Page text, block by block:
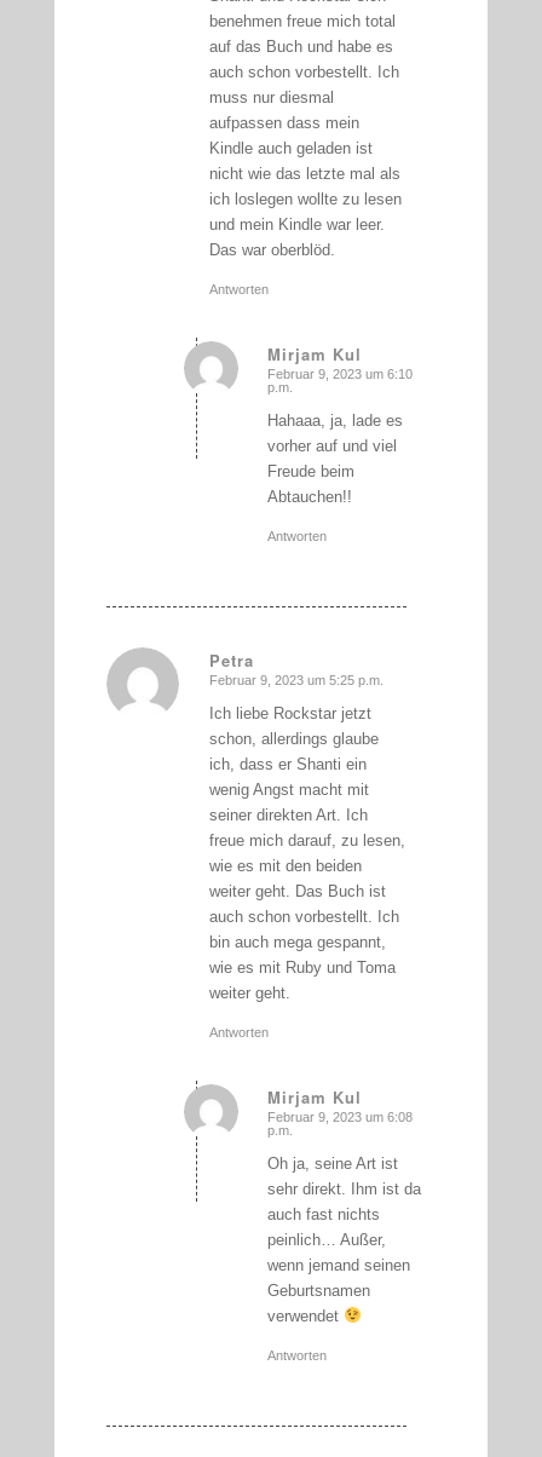
benehmen freue mich total
auf das Buch und habe es
auch schon vorbestellt. Ich
muss nur diesmal
aufpassen dass mein
Kindle auch geladen ist
nicht wie das letzte mal als
ich loslegen wollte zu lesen
und mein Kindle war leer.
Das war oberblöd.
Antworten
Mirjam Kul
sagte:
Februar 9, 2023 um 6:10
p.m.
Hahaaa, ja, lade es
vorher auf und viel
Freude beim
Abtauchen!!
Antworten
Petra
sagte:
Februar 9, 2023 um 5:25 p.m.
Ich liebe Rockstar jetzt
schon, allerdings glaube
ich, dass er Shanti ein
wenig Angst macht mit
seiner direkten Art. Ich
freue mich darauf, zu lesen,
wie es mit den beiden
weiter geht. Das Buch ist
auch schon vorbestellt. Ich
bin auch mega gespannt,
wie es mit Ruby und Toma
weiter geht.
Antworten
Mirjam Kul
sagte:
Februar 9, 2023 um 6:08
p.m.
Oh ja, seine Art ist
sehr direkt. Ihm ist da
auch fast nichts
peinlich… Außer,
wenn jemand seinen
Geburtsnamen
verwendet
Antworten